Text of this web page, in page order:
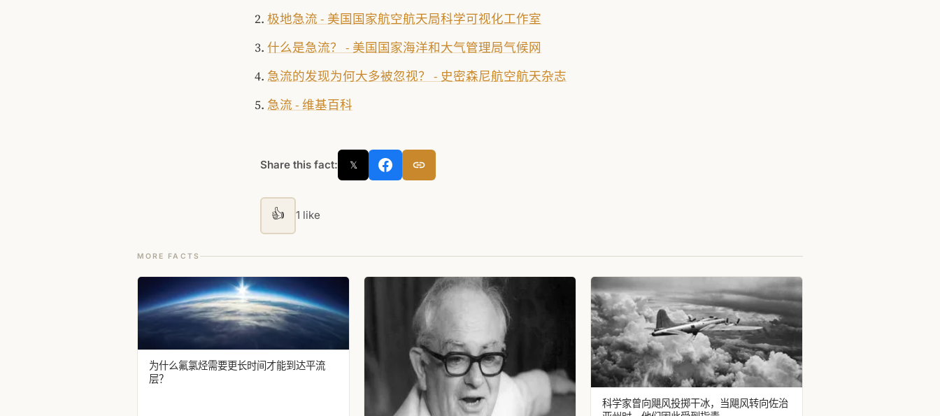
极地急流 - 美国国家航空航天局科学可视化工作室
什么是急流？ - 美国国家海洋和大气管理局气候网
急流的发现为何大多被忽视？ - 史密森尼航空航天杂志
急流 - 维基百科
Share this fact: 𝕏
👍 1 like
MORE FACTS
为什么氟氯烃需要更长时间才能到达平流
层？
科学家曾向飓风投掷干冰，当飓风转向佐治